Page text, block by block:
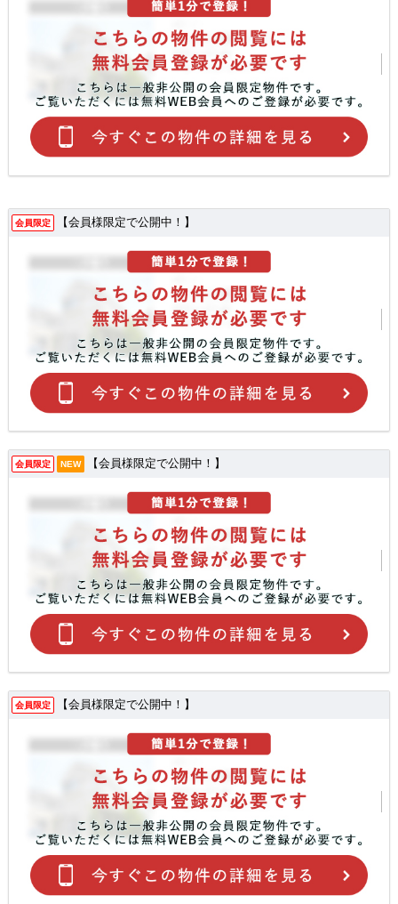
会員限定 【会員様限定で公開中！】
会員限定 NEW 【会員様限定で公開中！】
会員限定 【会員様限定で公開中！】